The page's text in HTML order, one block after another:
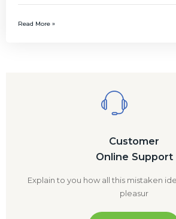
Read More »
Customer
Online Support
Explain to you how all this mistaken
pleasur